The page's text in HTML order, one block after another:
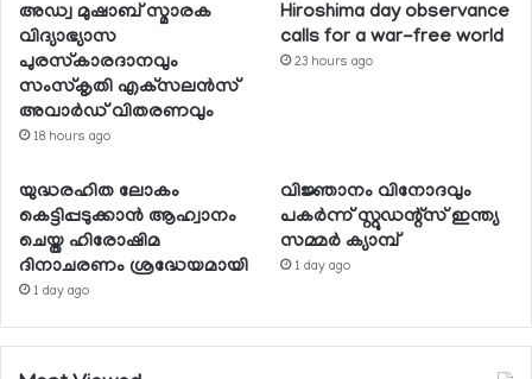
അഡ്വ മുഷാബ് സ്മാരക
വിദ്യാഭ്യാസ
പുരസ്‌കാരദാനവും
സംസ്‌കൃതി എക്‌സലന്‍സ്
അവാര്‍ഡ് വിതരണവും
18 hours ago
Hiroshima day observance
calls for a war-free world
23 hours ago
യുദ്ധരഹിത ലോകം
കെട്ടിപ്പടുക്കാന്‍ ആഹ്വാനം
ചെയ്ത ഹിരോഷിമ
ദിനാചരണം ശ്രദ്ധേയമായി
1 day ago
വിജ്ഞാനം വിനോദവും
പകര്‍ന്ന് സ്റ്റുഡന്റ്‌സ് ഇന്ത്യ
സമ്മര്‍ ക്യാമ്പ്
1 day ago